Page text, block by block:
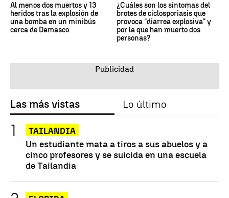
Al menos dos muertos y 13
heridos tras la explosión de
una bomba en un minibús
cerca de Damasco
¿Cuáles son los síntomas del
brotes de ciclosporiasis que
provoca "diarrea explosiva" y
por la que han muerto dos
personas?
Las más vistas Lo último
TAILANDIA
Un estudiante mata a tiros a sus abuelos y a
cinco profesores y se suicida en una escuela
de Tailandia